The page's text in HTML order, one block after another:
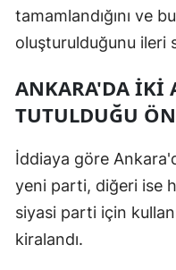
tamamlandığını ve
oluşturulduğunu ileri
ANKARA'DA İKİ
TUTULDUĞU
İddiaya göre
yeni parti, diğeri ise
siyasi parti için
kiralandı.